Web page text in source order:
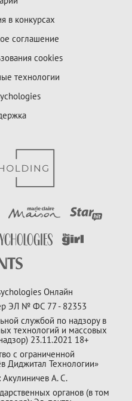
в конкурсах
соглашение
cookies
технологии
Онлайн
ЭЛ № ФС 77 - 82353
службой по надзору в
технологий и массовых
23.11.2021 18+
с ограниченной
Диджитал Технологии»
Акулиничев А. С.
органов (в том